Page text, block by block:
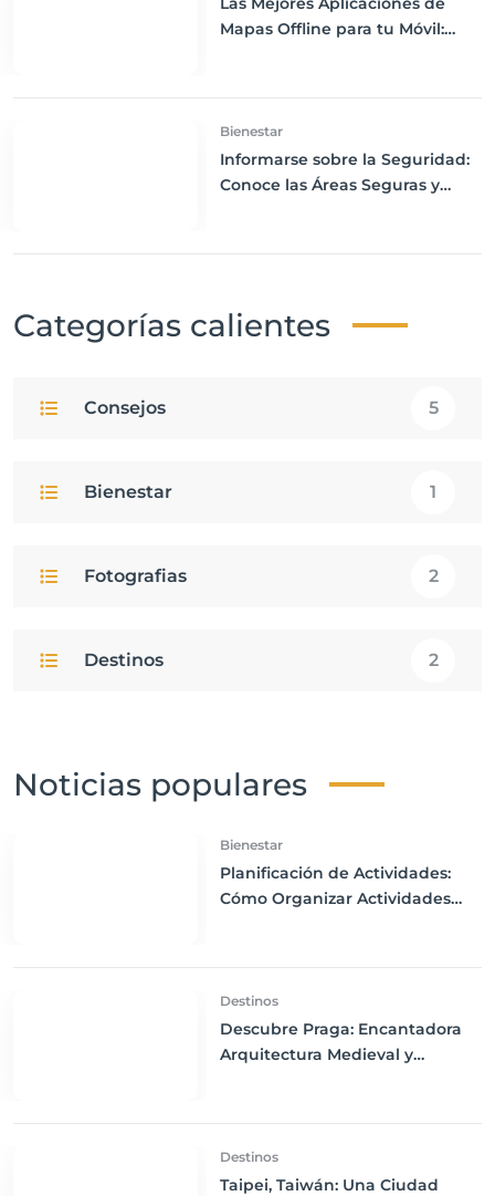
Mapas Offline para tu Móvil:
Bienestar
Informarse sobre la Seguridad:
Conoce las Áreas Seguras y
Categorías calientes
Consejos 5
Bienestar 1
Fotografias 2
Destinos 2
Noticias populares
Bienestar
Planificación de Actividades:
Cómo Organizar Actividades
Destinos
Descubre Praga: Encantadora
Arquitectura Medieval y
Destinos
Taipei, Taiwán: Una Ciudad